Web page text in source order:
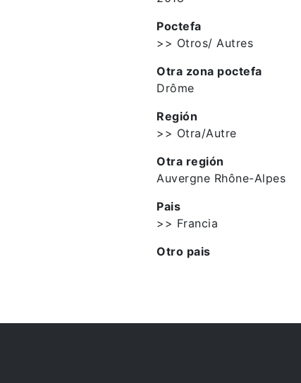
Poctefa
>> Otros/ Autres
Otra zona poctefa
Drôme
Región
>> Otra/Autre
Otra región
Auvergne Rhône-Alpes
Pais
>> Francia
Otro pais